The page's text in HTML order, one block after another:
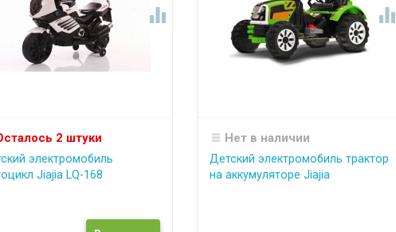

2 штуки
электромобиль
Jiajia LQ-168

Нет в наличии
Детский электромобиль трактор
на аккумуляторе Jiajia